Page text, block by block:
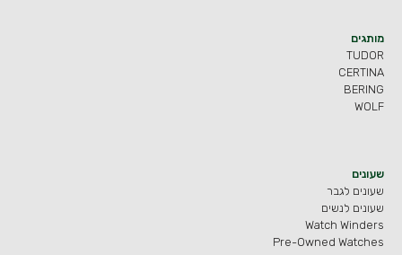
מותגים
TUDOR
CERTINA
BERING
WOLF
שעונים
שעונים לגבר
שעונים לנשים
Watch Winders
Pre-Owned Watches